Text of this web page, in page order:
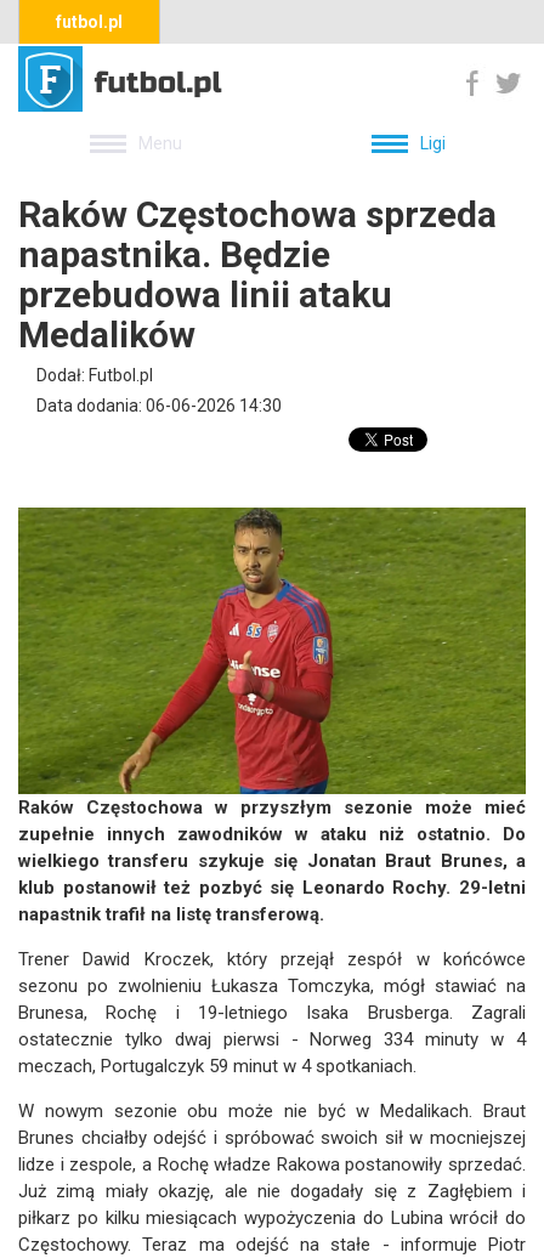
futbol.pl
Menu Ligi
Raków Częstochowa sprzeda
napastnika. Będzie
przebudowa linii ataku
Medalików
Dodał: Futbol.pl
Data dodania: 06-06-2026 14:30
Raków Częstochowa w przyszłym sezonie może mieć
zupełnie innych zawodników w ataku niż ostatnio. Do
wielkiego transferu szykuje się Jonatan Braut Brunes, a
klub postanowił też pozbyć się Leonardo Rochy. 29-letni
napastnik trafił na listę transferową.
Trener Dawid Kroczek, który przejął zespół w końcówce
sezonu po zwolnieniu Łukasza Tomczyka, mógł stawiać na
Brunesa, Rochę i 19-letniego Isaka Brusberga. Zagrali
ostatecznie tylko dwaj pierwsi - Norweg 334 minuty w 4
meczach, Portugalczyk 59 minut w 4 spotkaniach.
W nowym sezonie obu może nie być w Medalikach. Braut
Brunes chciałby odejść i spróbować swoich sił w mocniejszej
lidze i zespole, a Rochę władze Rakowa postanowiły sprzedać.
Już zimą miały okazję, ale nie dogadały się z Zagłębiem i
piłkarz po kilku miesiącach wypożyczenia do Lubina wrócił do
Częstochowy. Teraz ma odejść na stałe - informuje Piotr